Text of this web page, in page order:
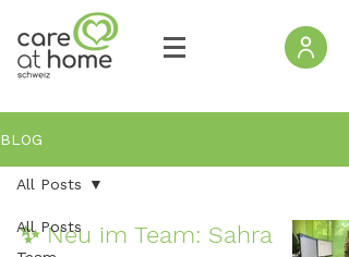
BLOG
All Posts
All Posts
✨ Neu im Team: Sahra